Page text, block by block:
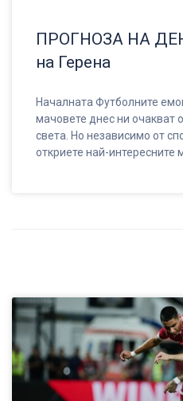
ПРОГНОЗА НА
на Герена
Началната Футболните
мачовете днес ни очакват
света. Но независимо от
откриете най-интересните